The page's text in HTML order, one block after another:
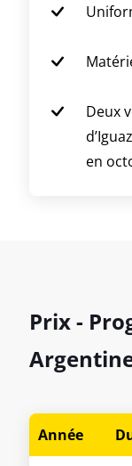
Deux
en
Prix -
Année